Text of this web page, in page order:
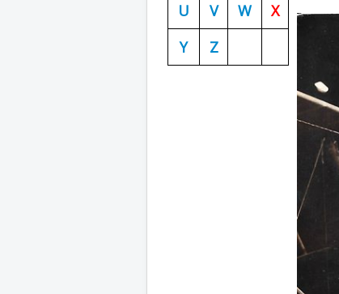
U
V W
X
Y
Z